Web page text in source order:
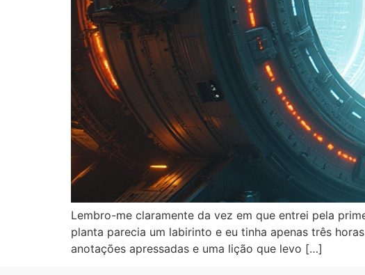
Lembro-me claramente da vez em que entrei pela
planta parecia um labirinto e eu tinha apenas três
anotações apressadas e uma lição que levo […]